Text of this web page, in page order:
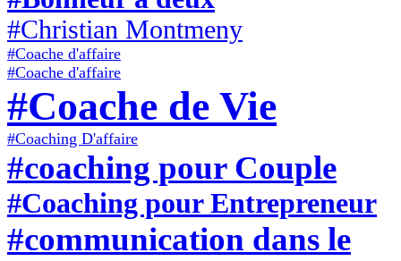
#Christian Montmeny
#Coache d'affaire
#Coache d'affaire
#Coache de Vie
#Coaching D'affaire
#coaching pour Couple
#Coaching pour Entrepreneur
#communication dans le